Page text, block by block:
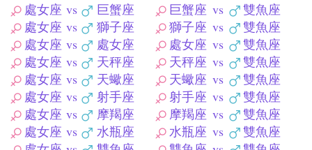
處女座 vs
巨蟹座
處女座 vs
獅子座
處女座 vs
處女座
處女座 vs
天秤座
處女座 vs
天蠍座
處女座 vs
射手座
處女座 vs
摩羯座
處女座 vs
水瓶座
巨蟹座 vs
雙魚座
獅子座 vs
雙魚座
處女座 vs
雙魚座
天秤座 vs
雙魚座
天蠍座 vs
雙魚座
射手座 vs
雙魚座
摩羯座 vs
雙魚座
水瓶座 vs
雙魚座